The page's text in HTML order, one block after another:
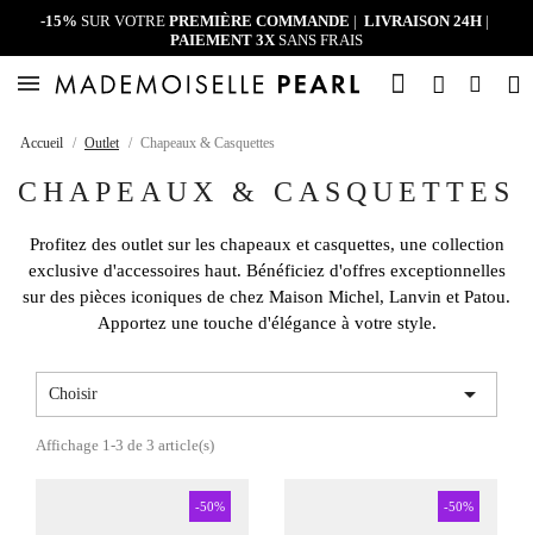
-15% SUR VOTRE PREMIÈRE COMMANDE | LIVRAISON 24H |
PAIEMENT 3XSANS FRAIS
Accueil Outlet Chapeaux & Casquettes
CHAPEAUX & CASQUETTES
Profitez des outlet sur les chapeaux et casquettes, une collection
exclusive d'accessoires haut. Bénéficiez d'offres exceptionnelles
sur des pièces iconiques de chez Maison Michel, Lanvin et Patou.
Apportez une touche d'élégance à votre style.
Choisir 
Affichage 1-3 de 3 article(s)
-50% -50%